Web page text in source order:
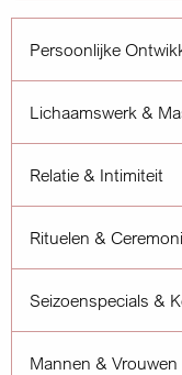
Persoonlijke
Lichaamswerk &
Relatie & Intimiteit
Rituelen &
Seizoenspecials &
Mannen & Vrouwen